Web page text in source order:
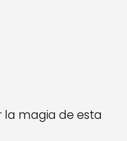
la magia de esta